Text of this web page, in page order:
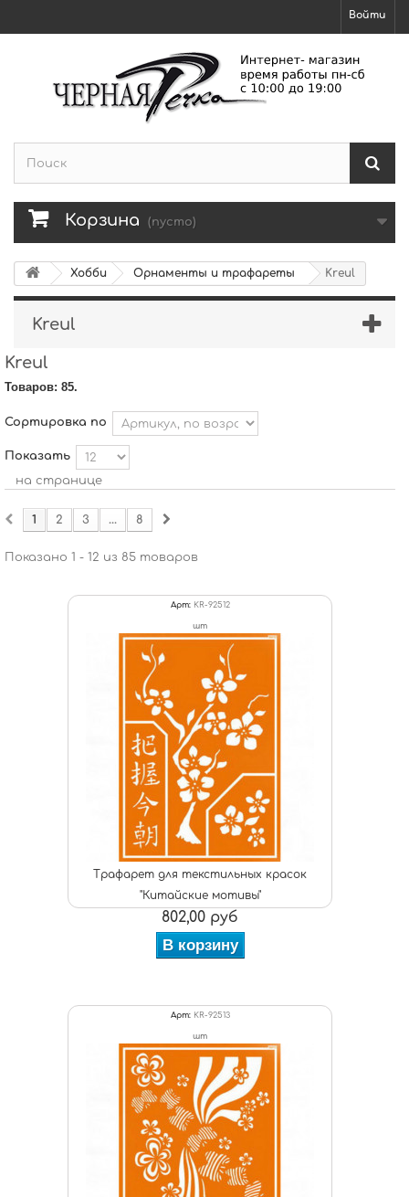
Войти
Корзина (пусто)
Хобби Орнаменты и трафареты Kreul
Kreul
Kreul
Товаров: 85.
Сортировка по
Показать
на странице
1 2 3 ... 8
Показано 1 - 12 из 85 товаров
Арт: KR-92512
шт
Трафарет для текстильных красок
"Китайские мотивы"
802,00 руб
В корзину
Арт: KR-92513
шт